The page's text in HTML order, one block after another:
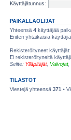
Käyttäjätunnus:
PAIKALLAOLIJAT
Yhteensä 4 käyttäjää
Eniten yhtaikaisia
Rekisteröityneet käyttäjät:
Ei rekisteröityneitä
Selite: Ylläpitäjät, Valvojat,
TILASTOT
Viestejä yhteensä 371 •